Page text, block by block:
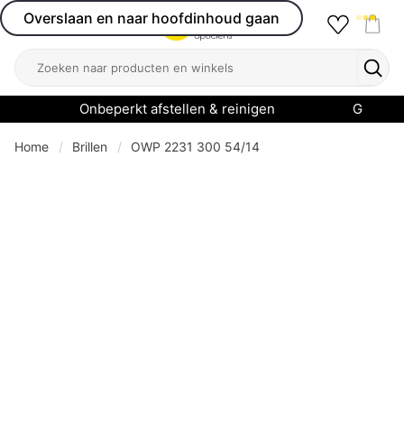
Overslaan en naar hoofdinhoud gaan
Open menu
Zoeken
Onbeperkt afstellen & reinigen
Home Brillen OWP 2231 300 54/14